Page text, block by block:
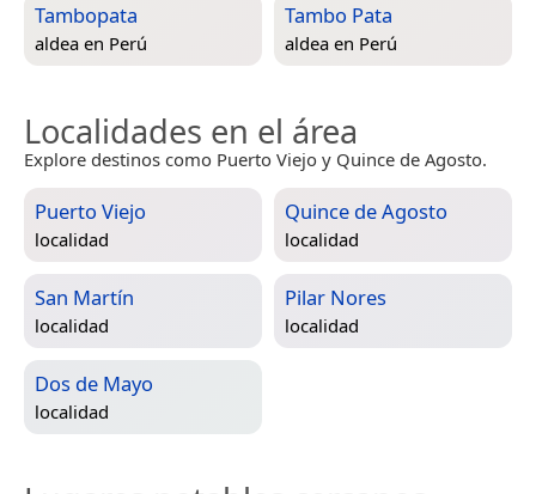
Tambopata
aldea en Perú
Tambo Pata
aldea en Perú
Localidades en el área
Explore destinos como Puerto Viejo y Quince de Agosto.
Puerto Viejo
localidad
Quince de Agosto
localidad
San Martín
localidad
Pilar Nores
localidad
Dos de Mayo
localidad